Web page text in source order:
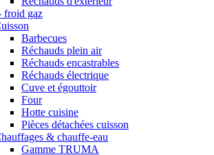
froid gaz
Barbecues
Réchauds plein air
Réchauds encastrables
Réchauds électrique
Cuve et égouttoir
Four
Hotte cuisine
Pièces détachées cuisson
& chauffe-eau
Gamme TRUMA